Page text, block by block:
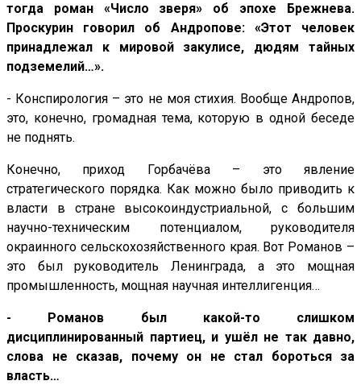
тогда роман «Число зверя» об эпохе Брежнева.
Проскурин говорил об Андропове: «Этот человек
принадлежал к мировой закулисе, дюдям тайных
подземелий…».
- Конспирология – это не моя стихия. Вообще Андропов,
это, конечно, громадная тема, которую в одной беседе
не поднять.
Конечно, приход Горбачёва – это явление
стратегического порядка. Как можно было приводить к
власти в стране высокоиндустриальной, с большим
научно-техническим потенциалом, руководителя
окраинного сельскохозяйственного края. Вот Романов –
это был руководитель Ленинграда, а это мощная
промышленность, мощная научная интеллигенция…
- Романов был какой-то слишком
дисциплинированный партиец, и ушёл не так давно,
слова не сказав, почему он не стал бороться за
власть…